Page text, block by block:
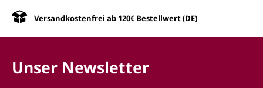
Versandkostenfrei ab 120€ Bestellwert (DE)
Unser Newsletter